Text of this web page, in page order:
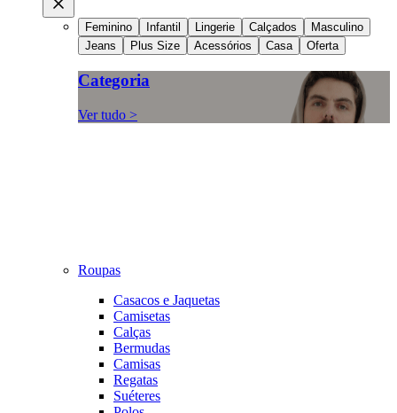
Feminino Infantil Lingerie Calçados
Masculino
Jeans
Plus Size Acessórios Casa Oferta
Categoria
Ver tudo >
Roupas
Casacos e Jaquetas
Camisetas
Calças
Bermudas
Camisas
Regatas
Suéteres